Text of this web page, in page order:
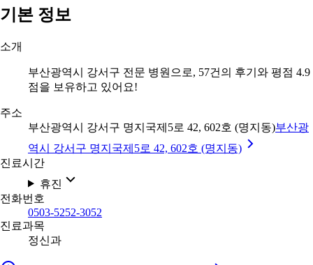
기본 정보
소개
부산광역시 강서구 전문 병원으로, 57건의 후기와 평점 4.9
점을 보유하고 있어요!
주소
부산광역시 강서구 명지국제5로 42, 602호 (명지동)부산광
역시 강서구 명지국제5로 42, 602호 (명지동)
진료시간
휴진
전화번호
0503-5252-3052
진료과목
정신과